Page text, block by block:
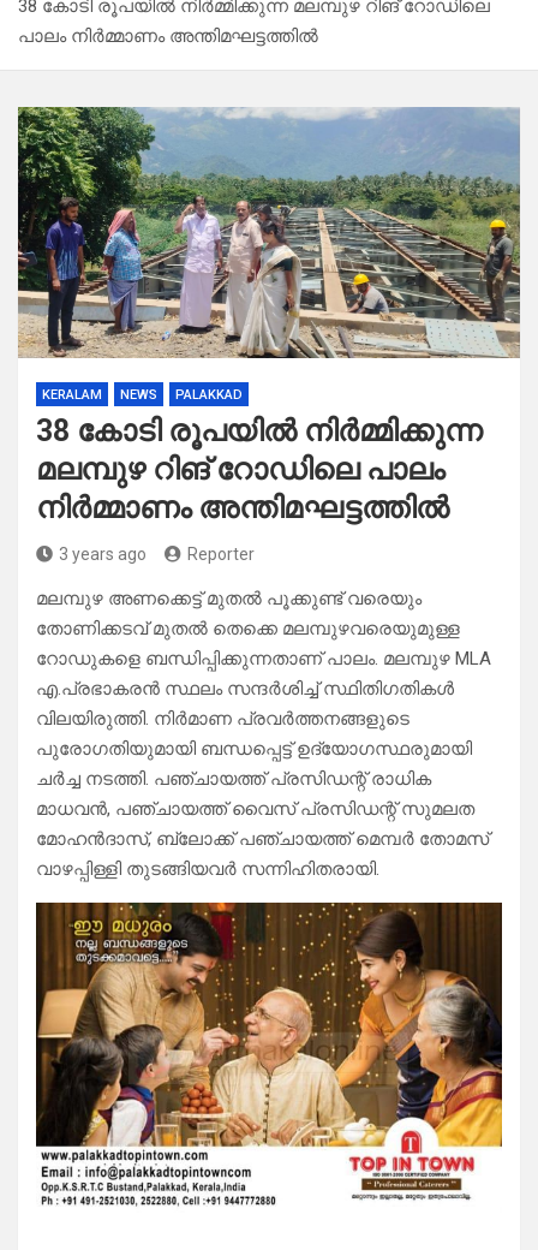
38 കോടി രൂപയിൽ നിർമ്മിക്കുന്ന മലമ്പുഴ റിങ് റോഡിലെ
പാലം നിർമ്മാണം അന്തിമഘട്ടത്തിൽ
KERALAM NEWS PALAKKAD
38 കോടി രൂപയിൽ നിർമ്മിക്കുന്ന
മലമ്പുഴ റിങ് റോഡിലെ പാലം
നിർമ്മാണം അന്തിമഘട്ടത്തിൽ
3 years ago Reporter
മലമ്പുഴ അണക്കെട്ട് മുതൽ പൂക്കുണ്ട് വരെയും
തോണിക്കടവ് മുതൽ തെക്കെ മലമ്പുഴവരെയുമുള്ള
റോഡുകളെ ബന്ധിപ്പിക്കുന്നതാണ് പാലം. മലമ്പുഴ MLA
എ.പ്രഭാകരൻ സ്ഥലം സന്ദർശിച്ച് സ്ഥിതിഗതികൾ
വിലയിരുത്തി. നിർമാണ പ്രവർത്തനങ്ങളുടെ
പുരോഗതിയുമായി ബന്ധപ്പെട്ട് ഉദ്യോഗസ്ഥരുമായി
ചർച്ച നടത്തി. പഞ്ചായത്ത്‌ പ്രസിഡന്റ്‌ രാധിക
മാധവൻ, പഞ്ചായത്ത്‌ വൈസ് പ്രസിഡന്റ്‌ സുമലത
മോഹൻദാസ്, ബ്ലോക്ക്‌ പഞ്ചായത്ത്‌ മെമ്പർ തോമസ്
വാഴപ്പിള്ളി തുടങ്ങിയവർ സന്നിഹിതരായി.